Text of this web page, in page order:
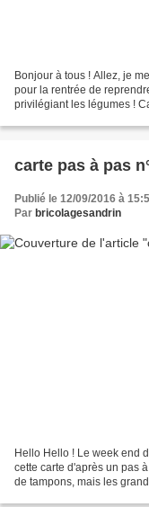
Bonjour à tous ! Allez, je
pour la rentrée de
privilégiant les légumes !
carte pas à pas
Publié le 12/09/2016 à
Par bricolagesandrin
Hello Hello ! Le week end
cette carte d'après un pas
de tampons, mais les